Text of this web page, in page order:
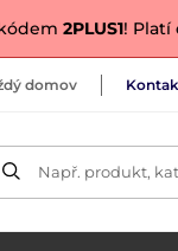
2PLUS1! Platí
domov
Např. produkt,